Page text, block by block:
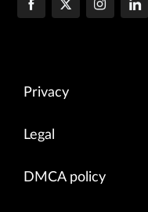
Privacy
Legal
DMCA policy